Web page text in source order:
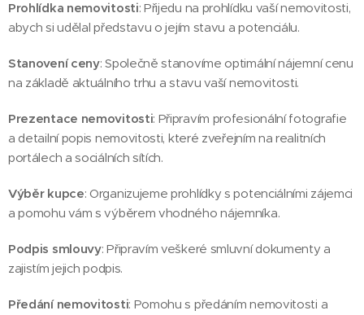
Prohlídka nemovitosti: Přijedu na prohlídku vaší nemovitosti,
abych si udělal představu o jejím stavu a potenciálu.
Stanovení ceny: Společně stanovíme optimální nájemní cenu
na základě aktuálního trhu a stavu vaší nemovitosti.
Prezentace nemovitosti: Připravím profesionální fotografie
a detailní popis nemovitosti, které zveřejním na realitních
portálech a sociálních sítích.
Výběr kupce: Organizujeme prohlídky s potenciálními zájemci
a pomohu vám s výběrem vhodného nájemníka.
Podpis smlouvy: Připravím veškeré smluvní dokumenty a
zajistím jejich podpis.
Předání nemovitosti: Pomohu s předáním nemovitosti a